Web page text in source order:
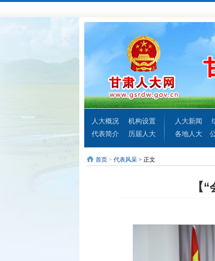
人大概况
机构设置
代表简介
历届人大
人大新闻
各地人大
首页 > 代表风采 > 正文
【